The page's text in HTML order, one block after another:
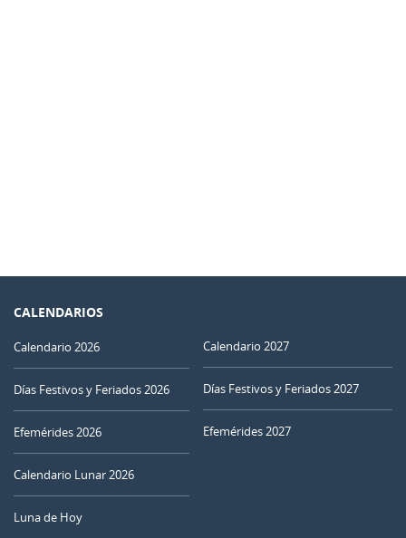
CALENDARIOS
Calendario 2026
Días Festivos y Feriados 2026
Efemérides 2026
Calendario Lunar 2026
Luna de Hoy
Calendario 2027
Días Festivos y Feriados 2027
Efemérides 2027